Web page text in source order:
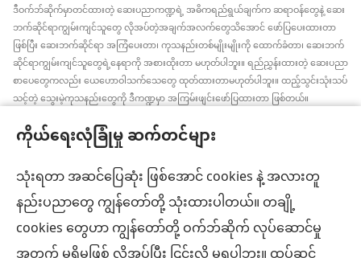
ကိုယ်ရေးလုံခြုံမှု ဆက်တင်များ
သုံးရတာ အဆင်ပြေဆုံး ဖြစ်အောင် cookies နဲ့ အလားတူ
နည်းပညာတွေ ကျွန်တော်တို့ သုံးထားပါတယ်။ တချို့
cookies တွေဟာ ကျွန်တော်တို့ ဝက်ဘ်ဆိုက် လုပ်ဆောင်မှု
ဒီဝက်ဘ်ဆိုက်မှာတင်ထားတဲ့ ဆေးပညာကဏ္ဍရဲ့ အဓိကရည်ရွယ်ချက်က ဆရာဝန်တွေနဲ့ ဆေး
ဘက်ဆိုင်ရာကျွမ်းကျင်သူတွေ လိုအပ်တဲ့အချက်အလက်တွေသိအောင် ဖော်ပြပေးထားတာ
ဖြစ်ပြီး ဆေးဘက်ဆိုင်ရာ အကြံပေးတာ၊ ကုသနည်းတစ်မျိုးမျိုးကို ထောက်ခံတာ၊ ဆေးဘက်
ဆိုင်ရာကျွမ်းကျင်သူတွေရဲ့နေရာကို အစားထိုးတာ မဟုတ်ပါဘူး။ ရည်ညွှန်းထားတဲ့ ဆေးပညာ
စာပေတွေကလည်း ယေဟောဝါသက်သေတွေ ထုတ်ထားတာမဟုတ်ပါဘူး။ ထည့်သွင်းသုံးသပ်
သင့်တဲ့ သွေးမဲ့ကုသနည်းတွေကို ဒီကဏ္ဍမှာ အကြမ်းဖျင်းဖော်ပြထားတာ ဖြစ်တယ်။
အခြေအနေနဲ့ပတ်သက်ပြီး လူနာရှင်တွေရဲ့ ဆန္ဒ၊ ဘာသာရေးယုံကြည်ချက်အတိုင်း လုပ်ဆောင်
ပေးဖို့က ဆေးဘက်ဆိုင်ရာကျွမ်းကျင်သူတစ်ဦးချင်းစီရဲ့တာဝန် ဖြစ်ပါတယ်။ ဒီကဏ္ဍထဲက
အကြံပြုချက်အားလုံးဟာ လူနာအားလုံးအတွက် သင့်တော်တာ၊ လက်ခံနိုင်စရာ ဖြစ်ချင်မှဖြစ်
ပါလိမ့်မယ်။
လူနာများ– ကျန်းမာရေးအခြေအနေ၊ ကုသနည်းတွေနဲ့ပတ်သက်ပြီး ဆရာဝန်တွေ၊ ဆေးဘက်
ဆိုင်ရာကျွမ်းကျင်သူတွေနဲ့ အမြဲဆွေးနွေးပါ။ ကျန်းမာရေးမကောင်းဘူးလို့ထင်ရင် ဆရာဝန်နဲ့
ပြပါ။